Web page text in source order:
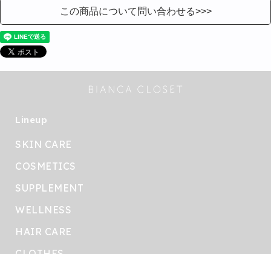
この商品について問い合わせる>>>
Lineup
SKIN CARE
COSMETICS
SUPPLEMENT
WELLNESS
HAIR CARE